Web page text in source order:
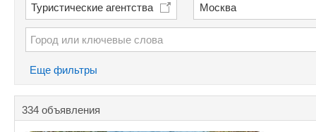
Туристические агентства Москва
Еще фильтры
334 объявления